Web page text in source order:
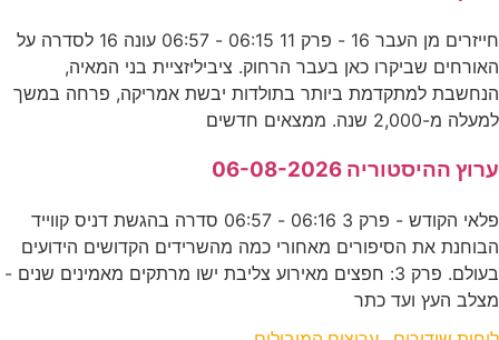
חייזרים מן העבר 16 - פרק 11 06:15 - 06:57 עונה 16 לסדרה על
האורחים שביקרו כאן בעבר הרחוק. ציביליזציית בני המאיה,
הנחשבת למתקדמת ביותר בתולדות יבשת אמריקה, פרחה במשך
למעלה מ-2,000 שנה. ממצאים חדשים
ערוץ ההיסטוריה 06-08-2026
פלאי הקודש - פרק 3 06:16 - 06:57 סדרה בהגשת דניס קווייד
הבוחנת את הסיפורים מאחורי כמה מהשרידים הקדושים הידועים
בעולם. פרק 3: חפצים מאירוע צליבת ישו מרתקים מאמינים שנים -
מצלב העץ ועד כתר